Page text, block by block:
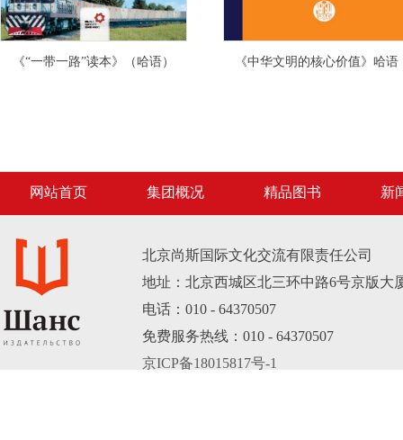
《“一带一路”读本》（哈语） 《中华文明的核心价值》哈语
网站首页 集团概况 精品图书 新
北京尚斯国际文化交流有限责任公司
地址：北京西城区北三环中路6号京版大
电话：010 - 64370507
免费服务热线：010 - 64370507
京ICP备18015817号-1